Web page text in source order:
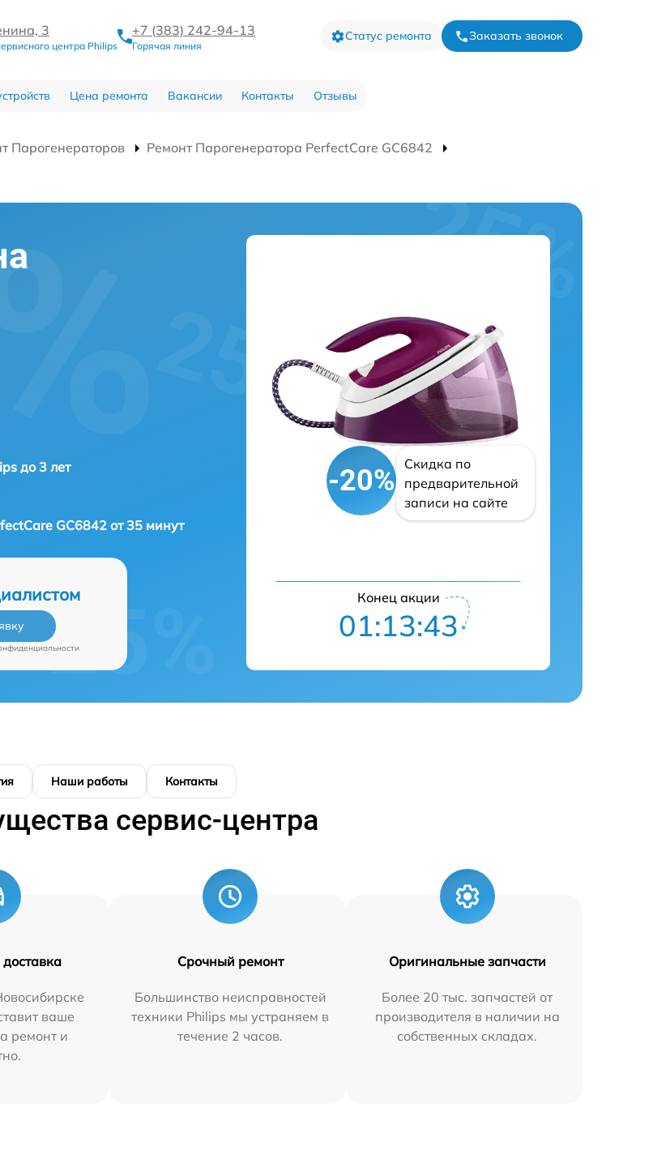
3
центра Philips
+7 (383) 242-94-13
Горячая линия
Статус ремонта Заказать звонок
Цена ремонта Вакансии Контакты Отзывы
Парогенераторов
Ремонт Парогенератора PerfectCare GC6842
до 3 лет
GC6842 от 35 минут
-20%
Скидка по
предварительной
записи на сайте
Конец акции
01:13:42
Наши работы Контакты
сервис-центра
ваше
ремонт и
Срочный ремонт
Большинство неисправностей
техники Philips мы устраняем в
течение 2 часов.
Оригинальные запчасти
Более 20 тыс. запчастей от
производителя в наличии на
собственных складах.